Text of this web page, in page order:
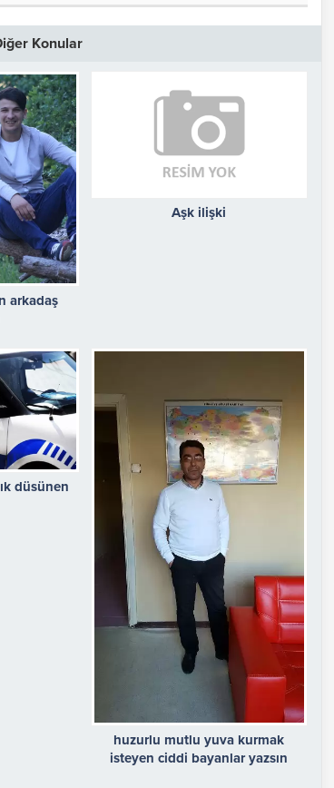
Konular
arkadaş
Aşk ilişki
düsünen
huzurlu mutlu yuva kurmak
isteyen ciddi bayanlar yazsın